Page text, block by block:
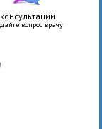
консультации
вопрос врачу